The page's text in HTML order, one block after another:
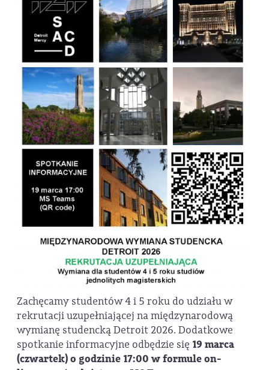
Zachęcamy studentów 4 i 5 roku do udziału w
rekrutacji uzupełniającej na międzynarodową
wymianę studencką Detroit 2026. Dodatkowe
spotkanie informacyjne odbędzie się 19 marca
(czwartek) o godzinie 17:00 w formule on-